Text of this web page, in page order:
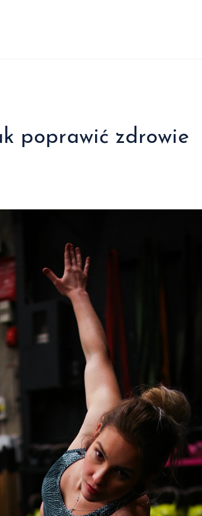
poprawić zdrowie